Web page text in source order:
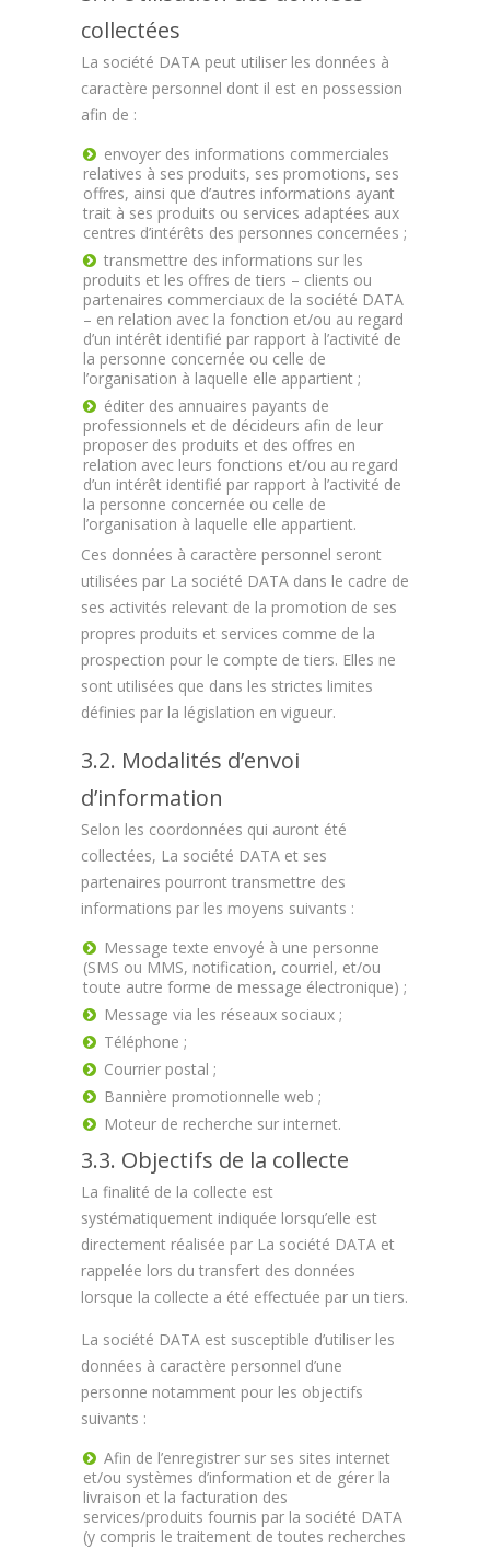
collectées
La société DATA peut utiliser les données à
caractère personnel dont il est en possession
afin de :
envoyer des informations commerciales
relatives à ses produits, ses promotions, ses
offres, ainsi que d’autres informations ayant
trait à ses produits ou services adaptées aux
centres d’intérêts des personnes concernées ;
transmettre des informations sur les
produits et les offres de tiers – clients ou
partenaires commerciaux de la société DATA
– en relation avec la fonction et/ou au regard
d’un intérêt identifié par rapport à l’activité de
la personne concernée ou celle de
l’organisation à laquelle elle appartient ;
éditer des annuaires payants de
professionnels et de décideurs afin de leur
proposer des produits et des offres en
relation avec leurs fonctions et/ou au regard
d’un intérêt identifié par rapport à l’activité de
la personne concernée ou celle de
l’organisation à laquelle elle appartient.
Ces données à caractère personnel seront
utilisées par La société DATA dans le cadre de
ses activités relevant de la promotion de ses
propres produits et services comme de la
prospection pour le compte de tiers. Elles ne
sont utilisées que dans les strictes limites
définies par la législation en vigueur.
3.2. Modalités d’envoi
d’information
Selon les coordonnées qui auront été
collectées, La société DATA et ses
partenaires pourront transmettre des
informations par les moyens suivants :
Message texte envoyé à une personne
(SMS ou MMS, notification, courriel, et/ou
toute autre forme de message électronique) ;
Message via les réseaux sociaux ;
Téléphone ;
Courrier postal ;
Bannière promotionnelle web ;
Moteur de recherche sur internet.
3.3. Objectifs de la collecte
La finalité de la collecte est
systématiquement indiquée lorsqu’elle est
directement réalisée par La société DATA et
rappelée lors du transfert des données
lorsque la collecte a été effectuée par un tiers.
La société DATA est susceptible d’utiliser les
données à caractère personnel d’une
personne notamment pour les objectifs
suivants :
Afin de l’enregistrer sur ses sites internet
et/ou systèmes d’information et de gérer la
livraison et la facturation des
services/produits fournis par la société DATA
(y compris le traitement de toutes recherches